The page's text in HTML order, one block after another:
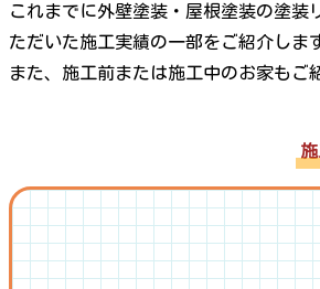
これまでに外壁塗装・屋根塗装の塗装
ただいた施工実績の一部をご紹介しま
また、施工前または施工中のお家もご